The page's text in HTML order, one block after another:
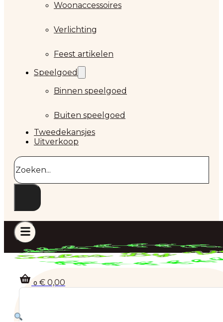
Woonaccessoires
Verlichting
Feest artikelen
Speelgoed
Binnen speelgoed
Buiten speelgoed
Tweedekansjes
Uitverkoop
Zoeken
0 € 0,00